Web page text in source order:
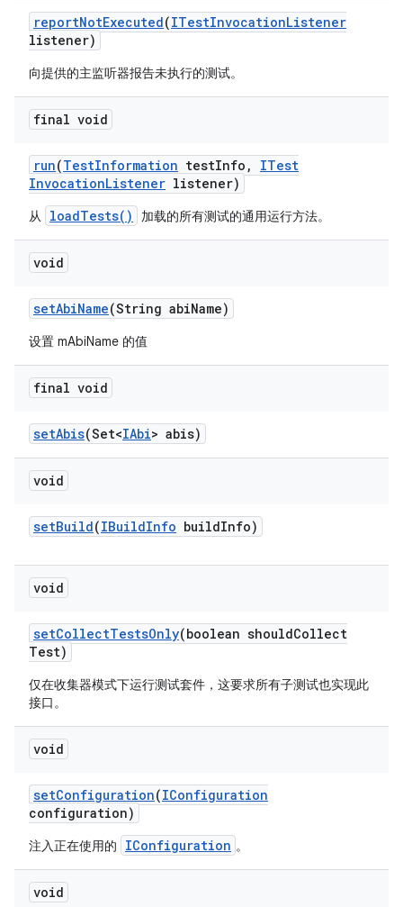
reportNotExecuted(ITestInvocationListener
listener)
向提供的主监听器报告未执行的测试。
final void
run(TestInformation testInfo ,
ITest
InvocationListener listener)
从 loadTests() 加载的所有测试的通用运行方法。
void
setAbiName(String abiName)
设置 mAbiName 的值
final void
setAbis(Set<IAbi> abis)
void
setBuild(IBuildInfo buildInfo)
void
setCollectTestsOnly(boolean shouldCollect
Test)
仅在收集器模式下运行测试套件，这要求所有子测试也实现此
接口。
void
setConfiguration(IConfiguration
configuration)
注入正在使用的 IConfiguration 。
void